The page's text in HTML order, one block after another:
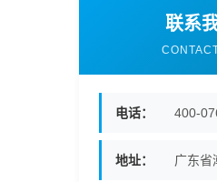
联系
电话： 400-
地址： 广东省